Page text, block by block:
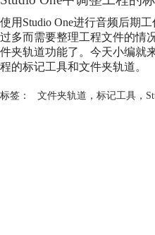
使用Studio One进行音频后期
过多而需要整理工程文件的情
件夹轨道功能了。今天小编就
程的标记工具和文件夹轨道。
标签： 文件夹轨道 ， 标记工具，